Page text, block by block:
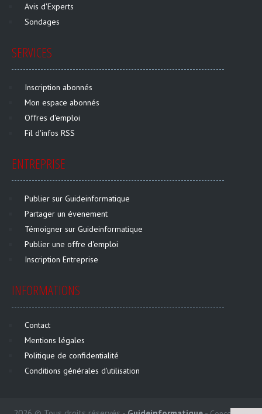
Avis d'Experts
Sondages
SERVICES
Inscription abonnés
Mon espace abonnés
Offres d'emploi
Fil d'infos RSS
ENTREPRISE
Publier sur Guideinformatique
Partager un évenement
Témoigner sur Guideinformatique
Publier une offre d'emploi
Inscription Entreprise
INFORMATIONS
Contact
Mentions légales
Politique de confidentialité
Conditions générales d'utilisation